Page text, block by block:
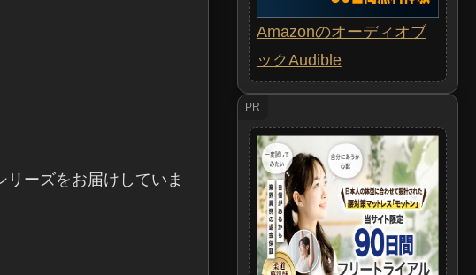
ーズをお届けしていま
Amazonのオーディオブ
ックAudible
PR